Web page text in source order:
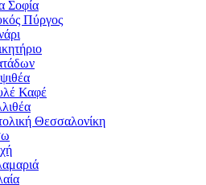
Σοφία
Πύργος
Καφέ
Θεσσαλονίκη